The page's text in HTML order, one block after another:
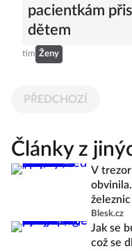
pacientkám
dětem
tim Ženy
PŘEDCHOZÍ
Články z
V
železnic
Blesk.cz
Jak se
což se